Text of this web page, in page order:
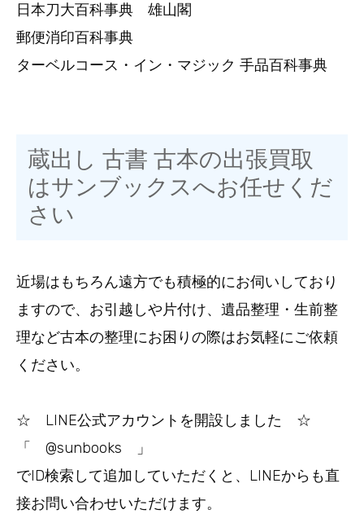
日本刀大百科事典 雄山閣
郵便消印百科事典
ターベルコース・イン・マジック 手品百科事典
蔵出し 古書 古本の出張買取
はサンブックスへお任せくだ
さい
近場はもちろん遠方でも積極的にお伺いしており
ますので、お引越しや片付け、遺品整理・生前整
理など古本の整理にお困りの際はお気軽にご依頼
ください。
☆ LINE公式アカウントを開設しました ☆
「 @sunbooks 」
でID検索して追加していただくと、LINEからも直
接お問い合わせいただけます。